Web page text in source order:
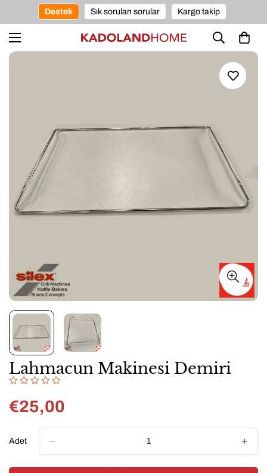
Destek Sık sorulan sorular Kargo takip
Lahmacun Makinesi Demiri
Normal
€25,00
Adet